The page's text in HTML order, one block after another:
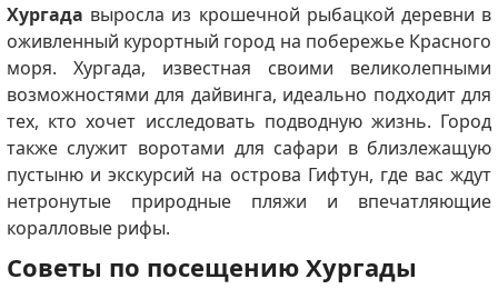
Хургада выросла из крошечной рыбацкой деревни в
оживленный курортный город на побережье Красного
моря. Хургада, известная своими великолепными
возможностями для дайвинга, идеально подходит для
тех, кто хочет исследовать подводную жизнь. Город
также служит воротами для сафари в близлежащую
пустыню и экскурсий на острова Гифтун, где вас ждут
нетронутые природные пляжи и впечатляющие
коралловые рифы.
Советы по посещению Хургады